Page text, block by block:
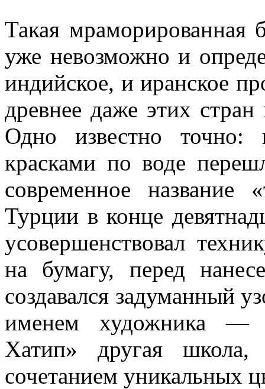
Такая мраморированная
уже невозможно и
индийское, и иранское
древнее даже этих
Одно известно точно:
красками по воде
современное название
Турции в конце
усовершенствовал
на бумагу, перед
создавался задуманный
именем художника —
Хатип» другая школа,
сочетанием уникальных